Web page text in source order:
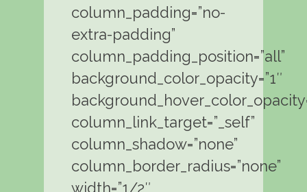
column_padding=”no-
extra-padding”
column_padding_position=”all”
background_color_opacity=”1″
column_link_target=”_self”
column_shadow=”none”
column_border_radius=”none”
width=”1/2″